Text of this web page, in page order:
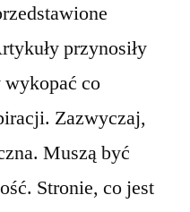
przynosiły
wykopać co
Zazwyczaj,
Muszą być
Stronie, co jest